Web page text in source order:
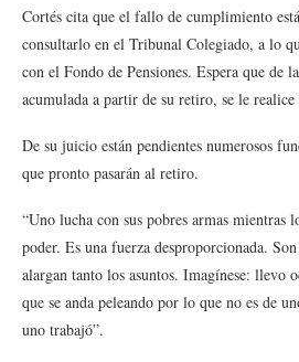
Cortés cita que el fallo de cumplimiento
consultarlo en el Tribunal Colegiado, a lo
con el Fondo de Pensiones. Espera que de
acumulada a partir de su retiro, se le realice
De su juicio están pendientes numerosos
que pronto pasarán al retiro.
“Uno lucha con sus pobres armas mientras
poder. Es una fuerza desproporcionada.
alargan tanto los asuntos. Imagínese: llevo
que se anda peleando por lo que no es de
uno trabajó”.